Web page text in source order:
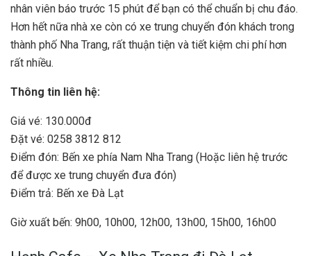
nhân viên báo trước 15 phút để bạn có thể chuẩn bị chu đáo.
Hơn hết nữa nhà xe còn có xe trung chuyển đón khách trong
thành phố Nha Trang, rất thuận tiện và tiết kiệm chi phí hơn
rất nhiều.
Thông tin liên hệ:
Giá vé: 130.000đ
Đặt vé: 0258 3812 812
Điểm đón: Bến xe phía Nam Nha Trang (Hoặc liên hệ trước
để được xe trung chuyển đưa đón)
Điểm trả: Bến xe Đà Lạt
Giờ xuất bến: 9h00, 10h00, 12h00, 13h00, 15h00, 16h00